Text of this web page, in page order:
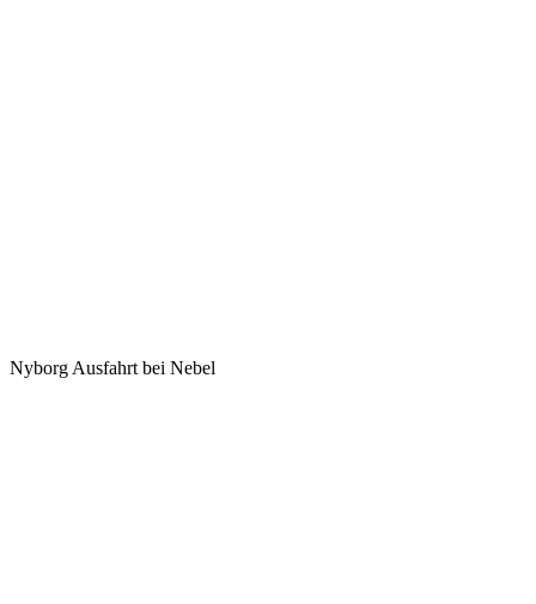
Nyborg Ausfahrt bei Nebel